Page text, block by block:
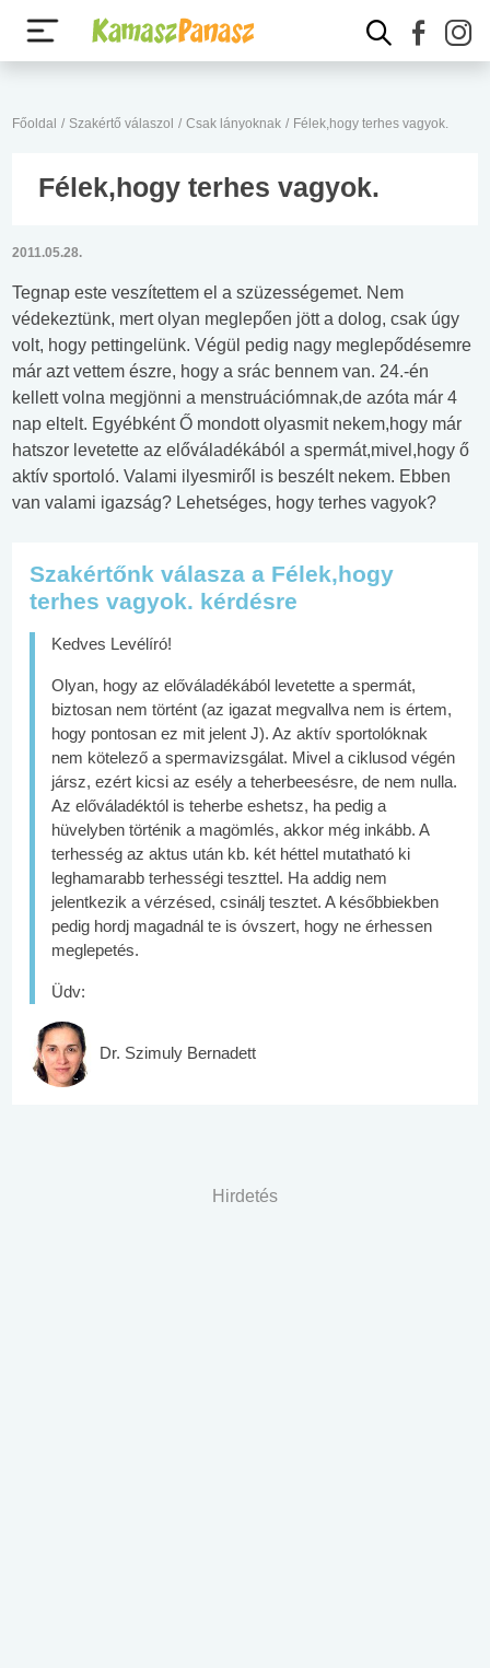
Főoldal / Szakértő válaszol / Csak lányoknak / Félek,hogy terhes vagyok.
Félek,hogy terhes vagyok.
2011.05.28.
Tegnap este veszítettem el a szüzességemet. Nem
védekeztünk, mert olyan meglepően jött a dolog, csak úgy
volt, hogy pettingelünk. Végül pedig nagy meglepődésemre
már azt vettem észre, hogy a srác bennem van. 24.-én
kellett volna megjönni a menstruációmnak,de azóta már 4
nap eltelt. Egyébként Ő mondott olyasmit nekem,hogy már
hatszor levetette az előváladékából a spermát,mivel,hogy ő
aktív sportoló. Valami ilyesmiről is beszélt nekem. Ebben
van valami igazság? Lehetséges, hogy terhes vagyok?
Szakértőnk válasza a Félek,hogy
terhes vagyok. kérdésre
Kedves Levélíró!
Olyan, hogy az előváladékából levetette a spermát,
biztosan nem történt (az igazat megvallva nem is értem,
hogy pontosan ez mit jelent J). Az aktív sportolóknak
nem kötelező a spermavizsgálat. Mivel a ciklusod végén
jársz, ezért kicsi az esély a teherbeesésre, de nem nulla.
Az előváladéktól is teherbe eshetsz, ha pedig a
hüvelyben történik a magömlés, akkor még inkább. A
terhesség az aktus után kb. két héttel mutatható ki
leghamarabb terhességi teszttel. Ha addig nem
jelentkezik a vérzésed, csinálj tesztet. A későbbiekben
pedig hordj magadnál te is óvszert, hogy ne érhessen
meglepetés.
Üdv:
Dr. Szimuly Bernadett
Hirdetés